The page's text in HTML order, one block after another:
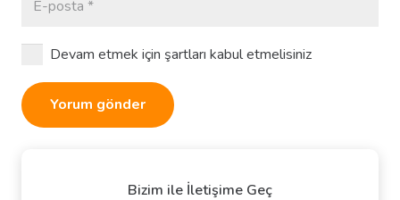
Devam etmek için şartları kabul etmelisiniz
Yorum gönder
Bizim ile İletişime Geç